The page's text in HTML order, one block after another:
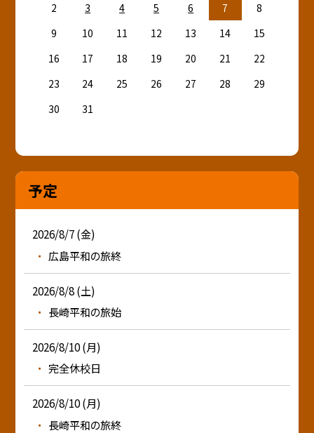
2
3 4 5 6 7
8
9
10 11 12 13 14
15
16
17 18 19 20 21
22
23
24 25 26 27 28
29
30
31
予定
2026/8/7 (金)
広島平和の旅終
2026/8/8 (土)
長崎平和の旅始
2026/8/10 (月)
完全休校日
2026/8/10 (月)
長崎平和の旅終